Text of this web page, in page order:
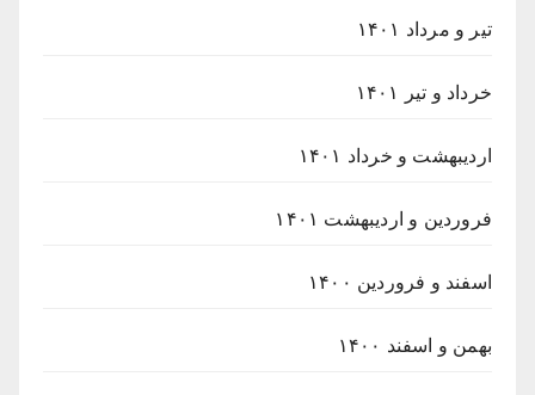
تیر و مرداد ۱۴۰۱
خرداد و تیر ۱۴۰۱
اردیبهشت و خرداد ۱۴۰۱
فروردین و اردیبهشت ۱۴۰۱
اسفند و فروردین ۱۴۰۰
بهمن و اسفند ۱۴۰۰